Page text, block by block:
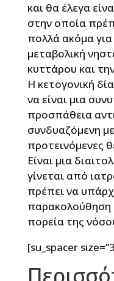
και θα έλεγα
στην οποία
πολλά ακόμα
μεταβολική
κυττάρου και
Η κετογονική
να είναι μια
προσπάθεια
συνδυαζόμενη
προτεινόμενες
Είναι μια
γίνεται από
πρέπει να
παρακολούθηση
πορεία της
[su_spacer